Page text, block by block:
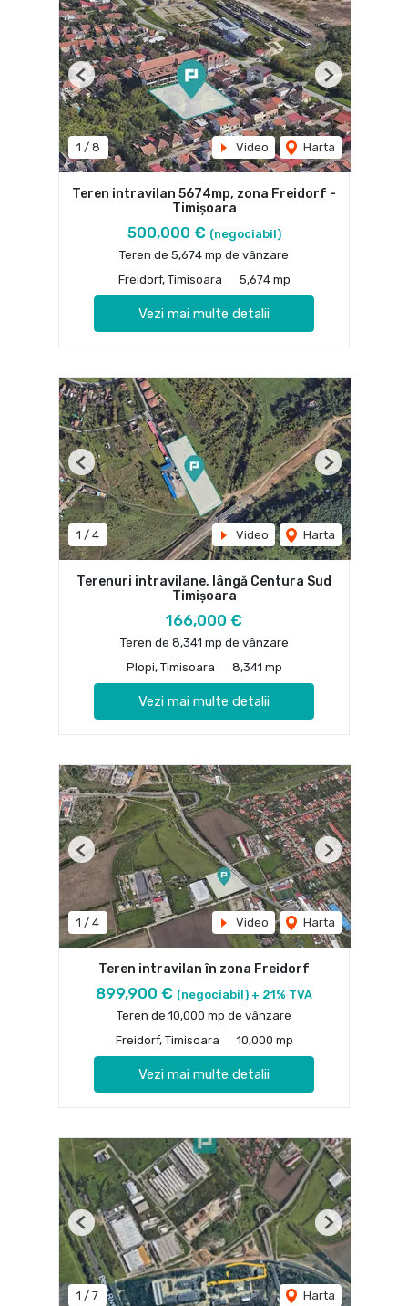
1 / 8 Video Harta
Previous Next
Teren intravilan 5674mp, zona Freidorf -
Timișoara
500,000 € (negociabil)
Teren de 5,674 mp de vânzare
Freidorf, Timisoara
5,674 mp
Vezi mai multe detalii
1 / 4 Video Harta
Previous Next
Terenuri intravilane, lângă Centura Sud
Timișoara
166,000 €
Teren de 8,341 mp de vânzare
Plopi, Timisoara
8,341 mp
Vezi mai multe detalii
1 / 4 Video Harta
Previous Next
Teren intravilan în zona Freidorf
899,900 € (negociabil) + 21% TVA
Teren de 10,000 mp de vânzare
Freidorf, Timisoara
10,000 mp
Vezi mai multe detalii
1 / 7 Harta
Previous Next